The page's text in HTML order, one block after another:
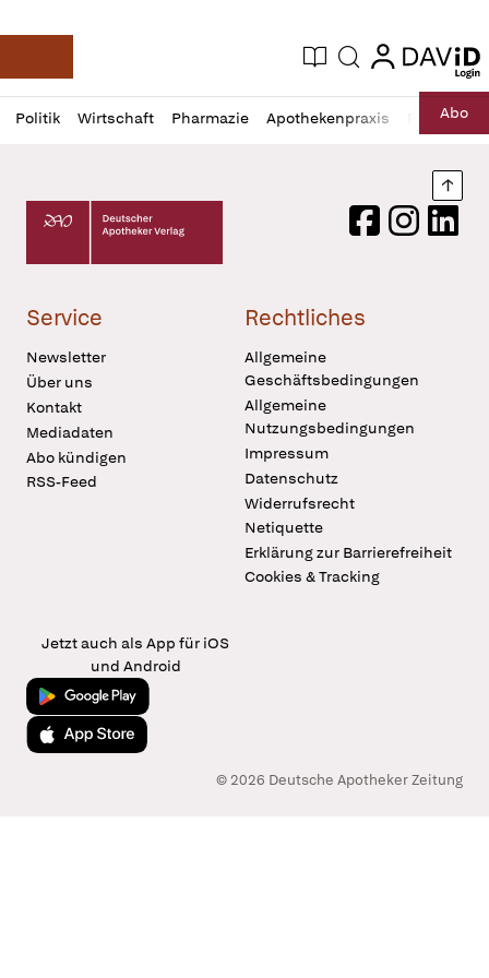
Deutsche Apotheker Zeitung
Aktuelle Ausgabe
Suche login
login
Politik Wirtschaft Pharmazie Apothekenpraxis RechtAbo
Profil
öffnen
Daz
Pur
Deutscher Apotheker Verlag Logo
FacebookInstagram
Service
Newsletter
Über uns
Kontakt
Mediadaten
Abo kündigen
RSS-Feed
Rechtliches
Allgemeine
Geschäftsbedingungen
Allgemeine
Nutzungsbedingungen
Impressum
Datenschutz
Widerrufsrecht
Netiquette
Erklärung zur Barrierefreiheit
Cookies & Tracking
Jetzt auch als App für iOS
und Android
Jetzt bei Google Play
Laden im App Store
© 2026 Deutsche Apotheker Zeitung